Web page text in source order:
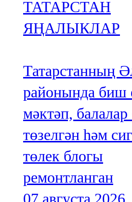
ТАТАРСТАН
ЯҢАЛЫКЛАР
Татарстанның
районында биш
мәктәп,
төзелгән һәм
төлек блогы
ремонтланган